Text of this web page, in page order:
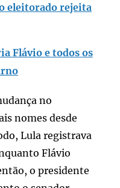
eleitorado rejeita
Flávio e todos os
no
nomes desde
Lula registrava
Flávio
o presidente